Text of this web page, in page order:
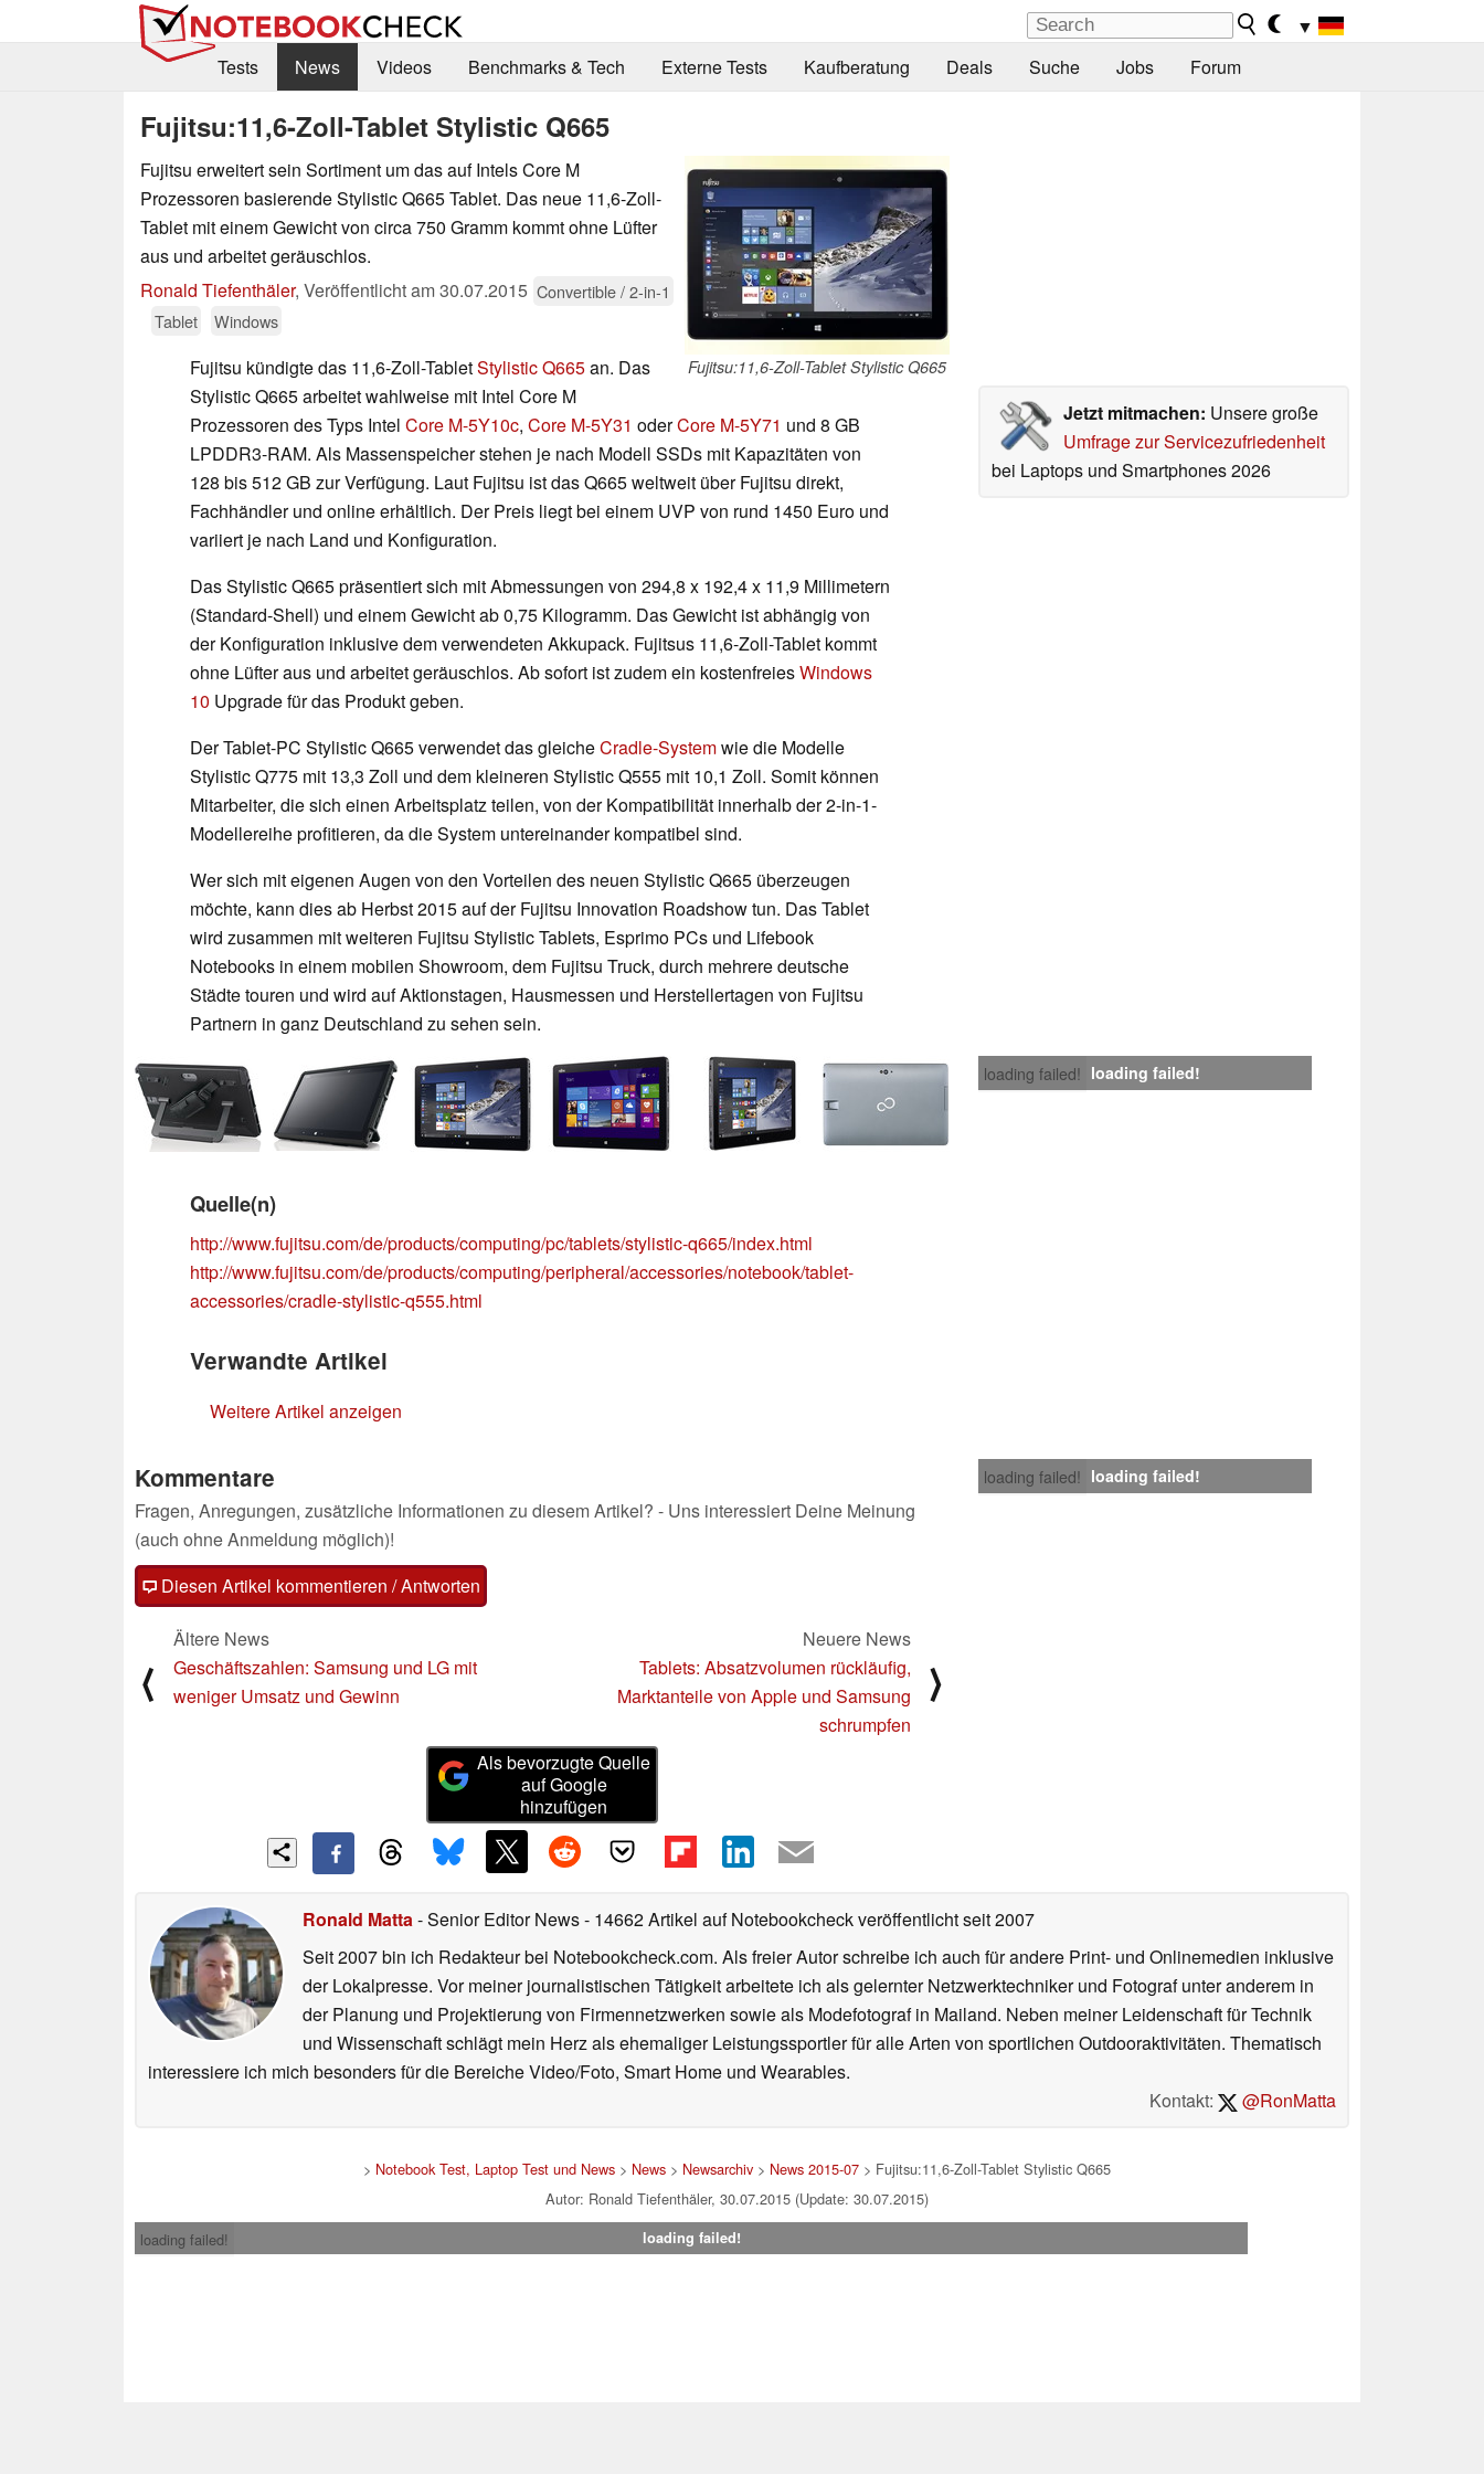
▼
Tests
News Videos Benchmarks & Tech Externe Tests Kaufberatung Deals Suche Jobs Forum
Fujitsu:11,6-Zoll-Tablet Stylistic Q665
Fujitsu:11,6-Zoll-Tablet Stylistic Q665
Fujitsu erweitert sein Sortiment um das auf Intels Core M
Prozessoren basierende Stylistic Q665 Tablet. Das neue 11,6-Zoll-
Tablet mit einem Gewicht von circa 750 Gramm kommt ohne Lüfter
aus und arbeitet geräuschlos.
Ronald Tiefenthäler, Veröffentlicht am30.07.2015 Convertible / 2-in-1
Tablet
Windows
Jetzt mitmachen: Unsere große
Umfrage zur Servicezufriedenheit
bei Laptops und Smartphones 2026
Fujitsu kündigte das 11,6-Zoll-TabletStylistic Q665an. Das
Stylistic Q665 arbeitet wahlweise mit Intel Core M
Prozessoren des Typs Intel Core M-5Y10c, Core M-5Y31 oderCore M-5Y71 und 8 GB
LPDDR3-RAM. Als Massenspeicher stehen je nach Modell SSDs mit Kapazitäten von
128 bis 512 GB zur Verfügung. Laut Fujitsu ist das Q665 weltweit über Fujitsu direkt,
Fachhändler und online erhältlich. Der Preis liegt bei einem UVP von rund 1450 Euro und
variiert je nach Land und Konfiguration.
Das Stylistic Q665 präsentiert sich mit Abmessungen von 294,8 x 192,4 x 11,9 Millimetern
(Standard-Shell) und einem Gewicht ab 0,75 Kilogramm. Das Gewicht ist abhängig von
der Konfiguration inklusive dem verwendeten Akkupack. Fujitsus 11,6-Zoll-Tablet kommt
ohne Lüfter aus und arbeitet geräuschlos. Ab sofort ist zudem ein kostenfreiesWindows
10 Upgrade für das Produkt geben.
Der Tablet-PC Stylistic Q665 verwendet das gleicheCradle-Systemwie die Modelle
Stylistic Q775 mit 13,3 Zoll und dem kleineren Stylistic Q555 mit 10,1 Zoll. Somit können
Mitarbeiter, die sich einen Arbeitsplatz teilen, von der Kompatibilität innerhalb der 2-in-1-
Modellereihe profitieren, da die System untereinander kompatibel sind.
Wer sich mit eigenen Augen von den Vorteilen des neuen Stylistic Q665 überzeugen
möchte, kann dies ab Herbst 2015 auf der Fujitsu Innovation Roadshow tun. Das Tablet
wird zusammen mit weiteren Fujitsu Stylistic Tablets, Esprimo PCs und Lifebook
Notebooks in einem mobilen Showroom, dem Fujitsu Truck, durch mehrere deutsche
Städte touren und wird auf Aktionstagen, Hausmessen und Herstellertagen von Fujitsu
Partnern in ganz Deutschland zu sehen sein.
loading failed! loading failed!
Quelle(n)
http://www.fujitsu.com/de/products/computing/pc/tablets/stylistic-q665/index.html
http://www.fujitsu.com/de/products/computing/peripheral/accessories/notebook/tablet-
accessories/cradle-stylistic-q555.html
Verwandte Artikel
Weitere Artikel anzeigen
loading failed! loading failed!
Kommentare
Fragen, Anregungen, zusätzliche Informationen zu diesem Artikel? - Uns interessiert Deine Meinung
(auch ohne Anmeldung möglich)!
Diesen Artikel kommentieren / Antworten
⟨
Ältere News
Geschäftszahlen: Samsung und LG mit
weniger Umsatz und Gewinn
Neuere News
Tablets: Absatzvolumen rückläufig,
Marktanteile von Apple und Samsung
schrumpfen
⟩
Als bevorzugte Quelle
auf Google
hinzufügen
Ronald Matta- Senior Editor News- 14662 Artikel auf Notebookcheck veröffentlichtseit 2007
Seit 2007 bin ich Redakteur bei Notebookcheck.com. Als freier Autor schreibe ich auch für andere Print- und Onlinemedien inklusive
der Lokalpresse. Vor meiner journalistischen Tätigkeit arbeitete ich als gelernter Netzwerktechniker und Fotograf unter anderem in
der Planung und Projektierung von Firmennetzwerken sowie als Modefotograf in Mailand. Neben meiner Leidenschaft für Technik
und Wissenschaft schlägt mein Herz als ehemaliger Leistungssportler für alle Arten von sportlichen Outdooraktivitäten. Thematisch
interessiere ich mich besonders für die Bereiche Video/Foto, Smart Home und Wearables.
Kontakt:
@RonMatta
> Notebook Test, Laptop Test und News> News> Newsarchiv> News 2015-07> Fujitsu:11,6-Zoll-Tablet Stylistic Q665
Autor: Ronald Tiefenthäler, 30.07.2015 (Update: 30.07.2015)
loading failed!
loading failed!